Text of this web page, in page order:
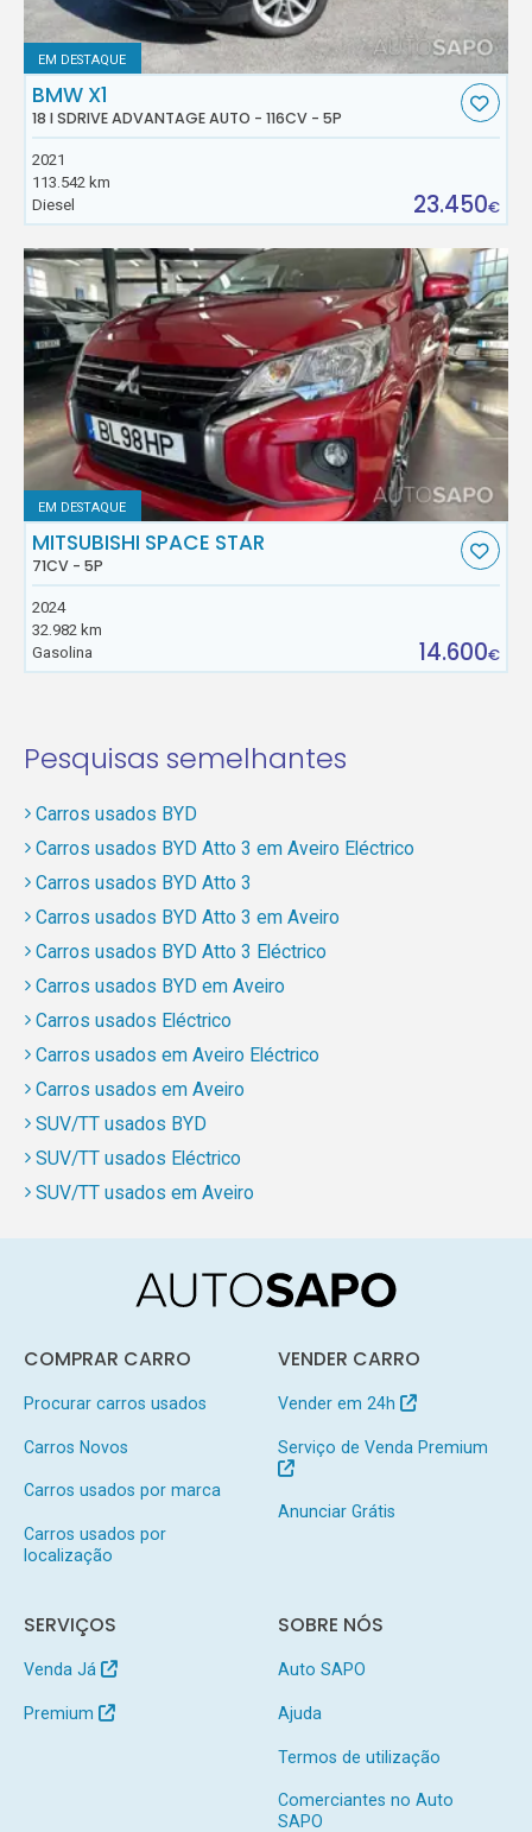
EM DESTAQUE
BMW X1
18 I SDRIVE ADVANTAGE AUTO - 116CV - 5P
2021
113.542 km
Diesel
23.450€
EM DESTAQUE
MITSUBISHI SPACE STAR
71CV - 5P
2024
32.982 km
Gasolina
14.600€
Pesquisas semelhantes
Carros usados BYD
Carros usados BYD Atto 3 em Aveiro Eléctrico
Carros usados BYD Atto 3
Carros usados BYD Atto 3 em Aveiro
Carros usados BYD Atto 3 Eléctrico
Carros usados BYD em Aveiro
Carros usados Eléctrico
Carros usados em Aveiro Eléctrico
Carros usados em Aveiro
SUV/TT usados BYD
SUV/TT usados Eléctrico
SUV/TT usados em Aveiro
COMPRAR CARRO
Procurar carros usados
Carros Novos
Carros usados por marca
Carros usados por
localização
VENDER CARRO
Vender em 24h
Serviço de Venda Premium
Anunciar Grátis
SERVIÇOS
Venda Já
Premium
SOBRE NÓS
Auto SAPO
Ajuda
Termos de utilização
Comerciantes no Auto
SAPO